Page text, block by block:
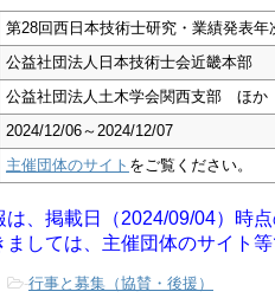
第28回西日本技術士研究・業績発表年
公益社団法人日本技術士会近畿本部
公益社団法人土木学会関西支部 ほか
2024/12/06～2024/12/07
主催団体のサイト をご覧ください。
、掲載日（2024/09/04）時点
しては、主催団体のサイト等
-行事と募集（協賛・後援）